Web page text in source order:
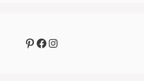
Pinterest
Facebook
Instagram